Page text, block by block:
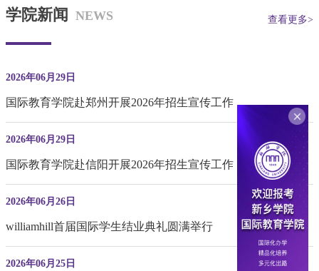
学院新闻 NEWS 查看更多>
2026年06月29日
国际教育学院赴郑州开展2026年招生宣传工作
2026年06月29日
国际教育学院赴信阳开展2026年招生宣传工作
2026年06月26日
williamhill首届国际学生结业典礼圆满举行
2026年06月25日